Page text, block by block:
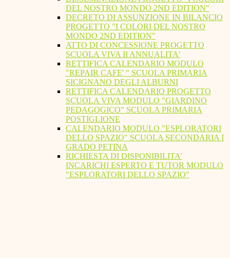
DEL NOSTRO MONDO 2ND EDITION"
DECRETO DI ASSUNZIONE IN BILANCIO
PROGETTO "I COLORI DEL NOSTRO
MONDO 2ND EDITION"
ATTO DI CONCESSIONE PROGETTO
SCUOLA VIVA II ANNUALITA'
RETTIFICA CALENDARIO MODULO
"REPAIR CAFE' " SCUOLA PRIMARIA
SICIGNANO DEGLI ALBURNI
RETTIFICA CALENDARIO PROGETTO
SCUOLA VIVA MODULO "GIARDINO
PEDAGOGICO" SCUOLA PRIMARIA
POSTIGLIONE
CALENDARIO MODULO "ESPLORATORI
DELLO SPAZIO" SCUOLA SECONDARIA I
GRADO PETINA
RICHIESTA DI DISPONIBILITA'
INCARICHI ESPERTO E TUTOR MODULO
"ESPLORATORI DELLO SPAZIO"